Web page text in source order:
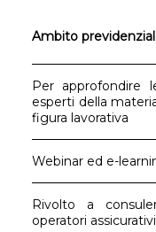
Ambito
Per approfondire
esperti della
figura lavorativa
Webinar ed e-
Rivolto a
operatori assicurativi